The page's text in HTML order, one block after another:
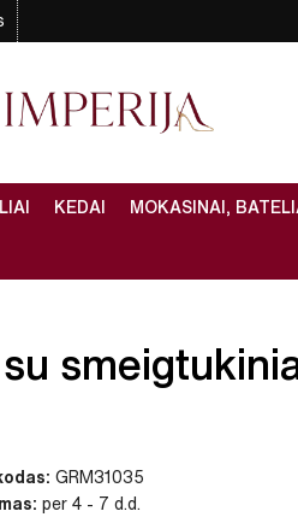
KEDAI MOKASINAI,
GRM31035
per 4 - 7 d.d.